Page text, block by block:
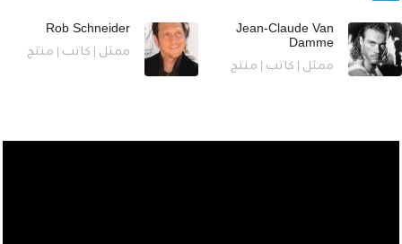
Jean-Claude Van
Damme
ممثل | كاتب | منتج
Rob Schneider
ممثل | كاتب | منتج